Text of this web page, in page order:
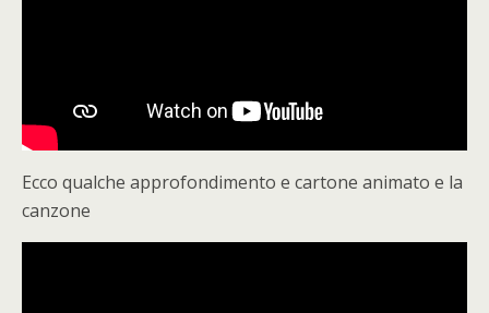
Ecco qualche approfondimento e cartone animato e la
canzone